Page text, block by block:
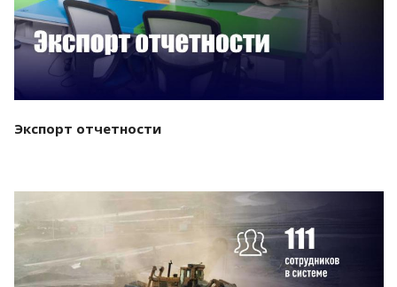
Экспорт отчетности